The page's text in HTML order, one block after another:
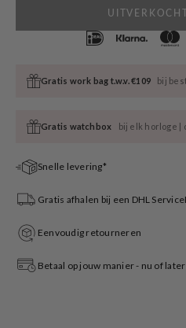
Gratis work bag t.w.v. €109 bij
Gratis watchbox bij elk horloge |
Snelle levering*
Gratis afhalen bij een DHL
Eenvoudig retourneren
Betaal op jouw manier - nu of later